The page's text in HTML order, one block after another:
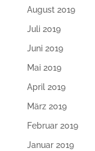
August 2019
Juli 2019
Juni 2019
Mai 2019
April 2019
März 2019
Februar 2019
Januar 2019